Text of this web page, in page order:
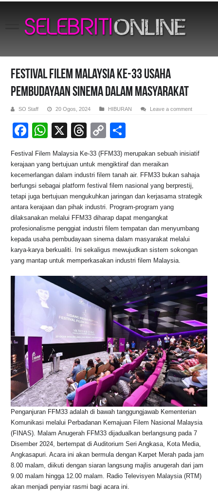
Festival Filem Malaysia Ke-33 Usaha
Pembudayaan Sinema Dalam Masyarakat
SO Staff 20 Ogos, 2024 HIBURAN Leave a comment
F
c
e
b
o
o
k
W
at
s
A
p
p
X
T
e
a
d
s
C
p
y
Li
n
k
ar
e
Festival Filem Malaysia Ke-33 (FFM33) merupakan sebuah inisiatif
kerajaan yang bertujuan untuk mengiktiraf dan meraikan
kecemerlangan dalam industri filem tanah air. FFM33 bukan sahaja
berfungsi sebagai platform festival filem nasional yang berprestij,
tetapi juga bertujuan mengukuhkan jaringan dan kerjasama strategik
antara kerajaan dan pihak industri. Program-program yang
dilaksanakan melalui FFM33 diharap dapat mengangkat
profesionalisme penggiat industri filem tempatan dan menyumbang
kepada usaha pembudayaan sinema dalam masyarakat melalui
karya-karya berkualiti. Ini sekaligus mewujudkan sistem sokongan
yang mantap untuk memperkasakan industri filem Malaysia.
Penganjuran FFM33 adalah di bawah tanggungjawab Kementerian
Komunikasi melalui Perbadanan Kemajuan Filem Nasional Malaysia
(FINAS). Malam Anugerah FFM33 dijadualkan berlangsung pada 7
Disember 2024, bertempat di Auditorium Seri Angkasa, Kota Media,
Angkasapuri. Acara ini akan bermula dengan Karpet Merah pada jam
8.00 malam, diikuti dengan siaran langsung majlis anugerah dari jam
9.00 malam hingga 12.00 malam. Radio Televisyen Malaysia (RTM)
akan menjadi penyiar rasmi bagi acara ini.